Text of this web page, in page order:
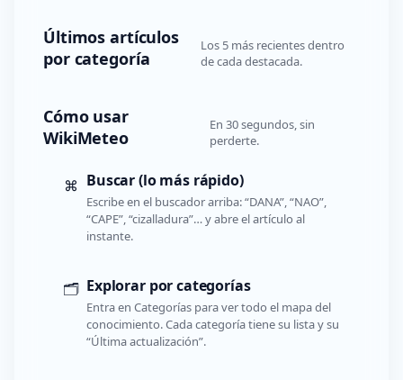
Últimos artículos
por categoría
Los 5 más recientes dentro
de cada destacada.
Cómo usar
WikiMeteo
En 30 segundos, sin
perderte.
⌘ Buscar (lo más rápido)
Escribe en el buscador arriba: “DANA”, “NAO”,
“CAPE”, “cizalladura”… y abre el artículo al
instante.
🗂️ Explorar por categorías
Entra en Categorías para ver todo el mapa del
conocimiento. Cada categoría tiene su lista y su
“Última actualización”.